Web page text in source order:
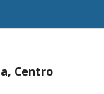
Centro